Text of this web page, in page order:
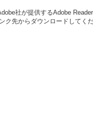
社が提供するAdobe Reader
先からダウンロードしてく